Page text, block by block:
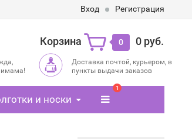
Вход Регистрация
Корзина 0 0 руб.
Доставка почтой, курьером, в
пункты выдачи заказов
и носки
1